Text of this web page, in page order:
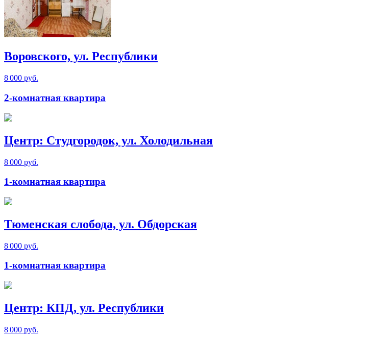
Воровского, ул. Республики
8 000 руб.
2-комнатная квартира
Центр: Студгородок, ул. Холодильная
8 000 руб.
1-комнатная квартира
Тюменская слобода, ул. Обдорская
8 000 руб.
1-комнатная квартира
Центр: КПД, ул. Республики
8 000 руб.